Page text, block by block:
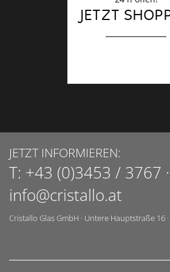
JETZT
JETZT INFORMIEREN:
T: +43 (0)3453 / 3767 ·
info@cristallo.at
Cristallo Glas GmbH · Untere Hauptstraße 16 ·